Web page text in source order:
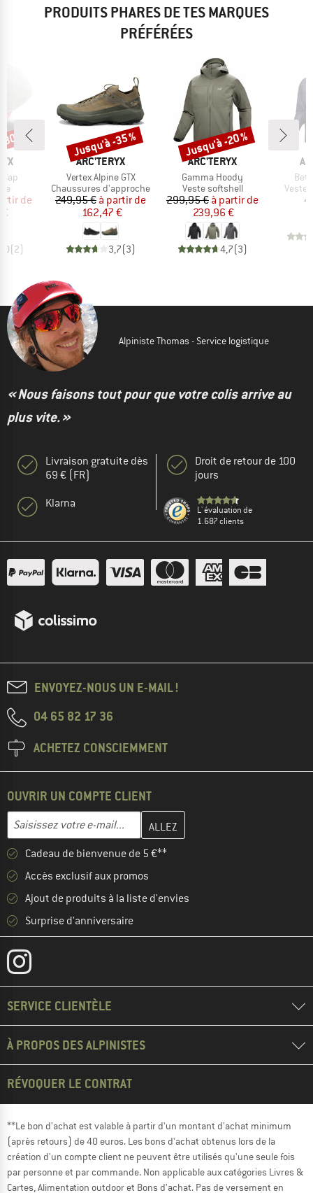
PRODUITS PHARES DE TES MARQUES
PRÉFÉRÉES
réduit
de
(2)
%
MARQUE
ARC'TERYX
Article
Vertex Alpine GTX
Product group
Chaussures d'approche
Prix
249,95 € Prix réduit
à partir de
162,47 €
3,7(3)
Remise
Jusqu'à -35 %
MARQUE
ARC'TERYX
Article
Gamma Hoody
Product group
Veste softshell
Prix
299,95 € Prix réduit
à partir de
239,96 €
4,7(3)
Remise
Jusqu'à -20 %
Veste
Alpiniste Thomas - Service logistique
« Nous faisons tout pour que votre colis arrive au
plus vite. »
Livraison gratuite dès
69 € (FR)
Klarna
Droit de retour de 100
jours
L' évaluation de
1.687 clients
ENVOYEZ-NOUS UN E-MAIL !
04 65 82 17 36
ACHETEZ CONSCIEMMENT
OUVRIR UN COMPTE CLIENT
Adresse e-mail
Entrez votre adresse e-mail ici et créez votre compte client à la
Cadeau de bienvenue de 5 €**
Accès exclusif aux promos
Ajout de produits à la liste d'envies
Surprise d'anniversaire
SERVICE CLIENTÈLE
À PROPOS DES ALPINISTES
RÉVOQUER LE CONTRAT
**Le bon d'achat est valable à partir d'un montant d'achat minimum
(après retours) de 40 euros. Les bons d'achat obtenus lors de la
création d'un compte client ne peuvent être utilisés qu'une seule fois
par personne et par commande. Non applicable aux catégories Livres &
Cartes, Alimentation outdoor et Bons d'achat. Pas de versement en